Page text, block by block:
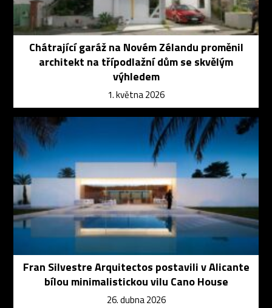
Chátrající garáž na Novém Zélandu proměnil
architekt na třípodlažní dům se skvělým
výhledem
1. května 2026
Fran Silvestre Arquitectos postavili v Alicante
bílou minimalistickou vilu Cano House
26. dubna 2026